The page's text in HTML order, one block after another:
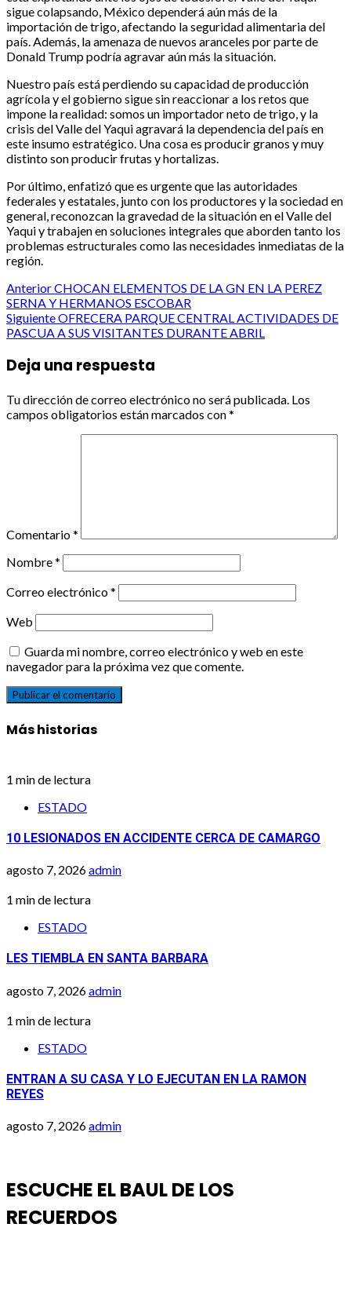
sigue colapsando, México dependerá aún más de la
importación de trigo, afectando la seguridad alimentaria del
país. Además, la amenaza de nuevos aranceles por parte de
Donald Trump podría agravar aún más la situación.
Nuestro país está perdiendo su capacidad de producción
agrícola y el gobierno sigue sin reaccionar a los retos que
impone la realidad: somos un importador neto de trigo, y la
crisis del Valle del Yaqui agravará la dependencia del país en
este insumo estratégico. Una cosa es producir granos y muy
distinto son producir frutas y hortalizas.
Por último, enfatizó que es urgente que las autoridades
federales y estatales, junto con los productores y la sociedad en
general, reconozcan la gravedad de la situación en el Valle del
Yaqui y trabajen en soluciones integrales que aborden tanto los
problemas estructurales como las necesidades inmediatas de la
región.
Post
navigation
AnteriorCHOCAN ELEMENTOS DE LA GN EN LA PEREZ
SERNA Y HERMANOS ESCOBAR
SiguienteOFRECERA PARQUE CENTRAL ACTIVIDADES DE
PASCUA A SUS VISITANTES DURANTE ABRIL
Deja una respuesta
Tu dirección de correo electrónico no será publicada. Los
campos obligatorios están marcados con*
Comentario*
Nombre*
Correo electrónico*
Web
Guarda mi nombre, correo electrónico y web en este
navegador para la próxima vez que comente.
Más historias
1 min de lectura
ESTADO
10 LESIONADOS EN ACCIDENTE CERCA DE CAMARGO
agosto 7, 2026admin
1 min de lectura
ESTADO
LES TIEMBLA EN SANTA BARBARA
agosto 7, 2026admin
1 min de lectura
ESTADO
ENTRAN A SU CASA Y LO EJECUTAN EN LA RAMON
REYES
agosto 7, 2026admin
ESCUCHE EL BAUL DE LOS
RECUERDOS